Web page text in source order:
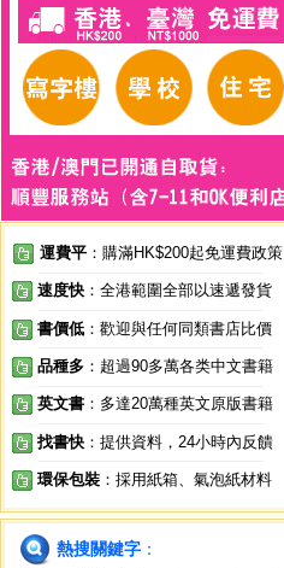
運費平 ：購滿HK$200起免運費政策
速度快 ：全港範圍全部以速遞發貨
書價低 ：歡迎與任何同類書店比價
品種多 ：超過90多萬各类中文書籍
英文書 ：多達20萬種英文原版書籍
找書快 ：提供資料，24小時內反饋
環保包裝 ：採用紙箱、氣泡紙材料
熱搜關鍵字 ：